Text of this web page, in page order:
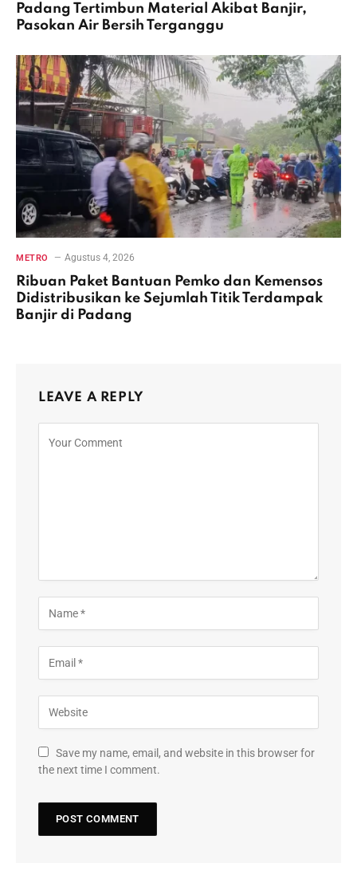
Padang Tertimbun Material Akibat Banjir,
Pasokan Air Bersih Terganggu
METRO Agustus 4, 2026
Ribuan Paket Bantuan Pemko dan Kemensos
Didistribusikan ke Sejumlah Titik Terdampak
Banjir di Padang
LEAVE A REPLY
Save my name, email, and website in this browser for
the next time I comment.